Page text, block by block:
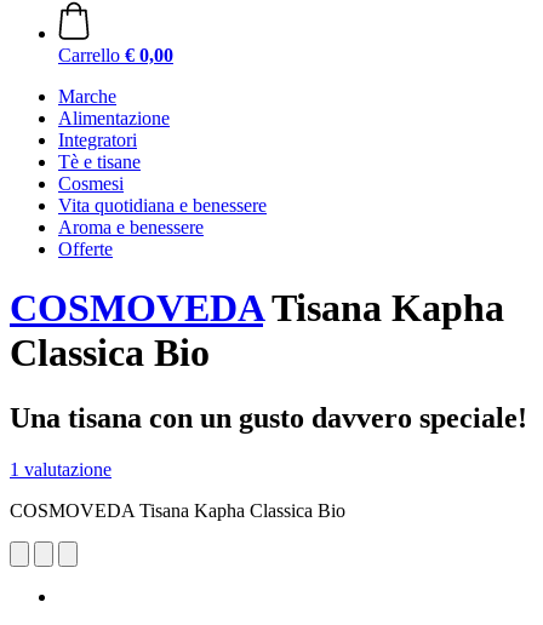
Carrello € 0,00
Marche
Alimentazione
Integratori
Tè e tisane
Cosmesi
Vita quotidiana e benessere
Aroma e benessere
Offerte
COSMOVEDATisana Kapha
Classica Bio
Una tisana con un gusto davvero speciale!
1 valutazione
COSMOVEDA Tisana Kapha Classica Bio